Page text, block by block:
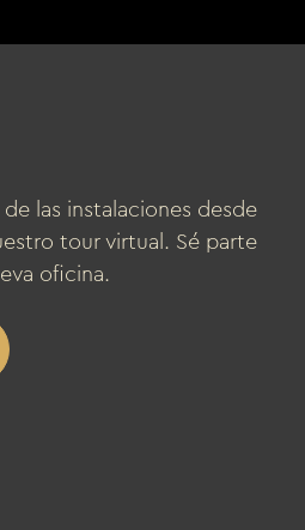
las instalaciones desde
tour virtual. Sé parte
oficina.